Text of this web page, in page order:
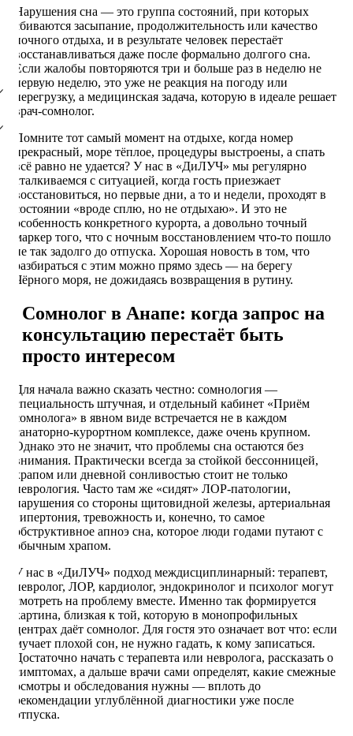
Нарушения сна — это группа состояний, при которых
сбиваются засыпание, продолжительность или качество
ночного отдыха, и в результате человек перестаёт
восстанавливаться даже после формально долгого сна.
Если жалобы повторяются три и больше раз в неделю не
первую неделю, это уже не реакция на погоду или
перегрузку, а медицинская задача, которую в идеале решает
врач-сомнолог.
Помните тот самый момент на отдыхе, когда номер
прекрасный, море тёплое, процедуры выстроены, а спать
всё равно не удается? У нас в «ДиЛУЧ» мы регулярно
сталкиваемся с ситуацией, когда гость приезжает
восстановиться, но первые дни, а то и недели, проходят в
состоянии «вроде сплю, но не отдыхаю». И это не
особенность конкретного курорта, а довольно точный
маркер того, что с ночным восстановлением что-то пошло
не так задолго до отпуска. Хорошая новость в том, что
разбираться с этим можно прямо здесь — на берегу
Чёрного моря, не дожидаясь возвращения в рутину.
Сомнолог в Анапе: когда запрос на
консультацию перестаёт быть
просто интересом
Для начала важно сказать честно: сомнология —
специальность штучная, и отдельный кабинет «Приём
сомнолога» в явном виде встречается не в каждом
санаторно-курортном комплексе, даже очень крупном.
Однако это не значит, что проблемы сна остаются без
внимания. Практически всегда за стойкой бессонницей,
храпом или дневной сонливостью стоит не только
неврология. Часто там же «сидят» ЛОР-патологии,
нарушения со стороны щитовидной железы, артериальная
гипертония, тревожность и, конечно, то самое
обструктивное апноэ сна, которое люди годами путают с
обычным храпом.
У нас в «ДиЛУЧ» подход междисциплинарный: терапевт,
невролог, ЛОР, кардиолог, эндокринолог и психолог могут
смотреть на проблему вместе. Именно так формируется
картина, близкая к той, которую в монопрофильных
центрах даёт сомнолог. Для гостя это означает вот что: если
мучает плохой сон, не нужно гадать, к кому записаться.
Достаточно начать с терапевта или невролога, рассказать о
симптомах, а дальше врачи сами определят, какие смежные
осмотры и обследования нужны — вплоть до
рекомендации углублённой диагностики уже после
отпуска.